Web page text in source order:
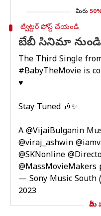
మీరు
ట్విట్టర్ పోస్ట్ చేయండి
బేబీ సినిమా నుండి
The Third Single
#BabyTheMovie is
♥️
Stay Tuned 🎶✨
A @VijaiBulganin
@viraj_ashwin
@SKNonline
@MassMovieMakers
— Sony Music South
2023